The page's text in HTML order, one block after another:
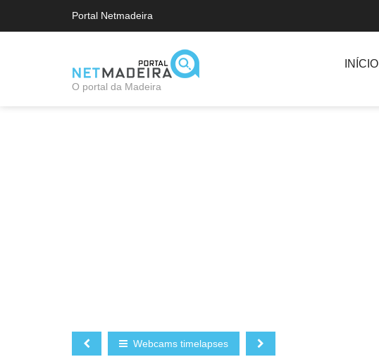
Portal Netmadeira
O portal da Madeira
INÍCIO
Webcams timelapses